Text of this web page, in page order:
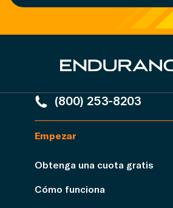
(800) 253-8203
Empezar
Obtenga una cuota gratis
Cómo funciona